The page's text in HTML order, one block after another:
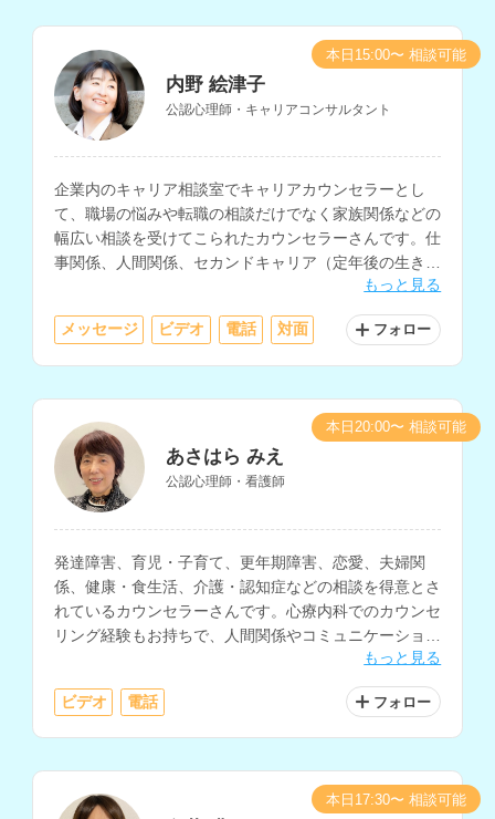
内野 絵津子
公認心理師・キャリアコンサルタント
企業内のキャリア相談室でキャリアカウンセラーとし
て、職場の悩みや転職の相談だけでなく家族関係などの
幅広い相談を受けてこられたカウンセラーさんです。仕
事関係、人間関係、セカンドキャリア（定年後の生き
もっと見る
メッセージ ビデオ 電話 対面 フォロー
本日15:00〜 相談可能
あさはら みえ
公認心理師・看護師
発達障害、育児・子育て、更年期障害、恋愛、夫婦関
係、健康・食生活、介護・認知症などの相談を得意とさ
れているカウンセラーさんです。心療内科でのカウンセ
リング経験もお持ちで、人間関係やコミュニケーショ
ン、働き方、生きづらさ等の相談にも対応されていま
もっと見る
ビデオ 電話 フォロー
本日20:00〜 相談可能
本日17:30〜 相談可能